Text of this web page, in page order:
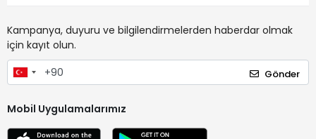
Kampanya, duyuru ve bilgilendirmelerden haberdar olmak
için kayıt olun.
Gönder
Mobil Uygulamalarımız